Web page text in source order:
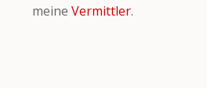
meineVermittler.